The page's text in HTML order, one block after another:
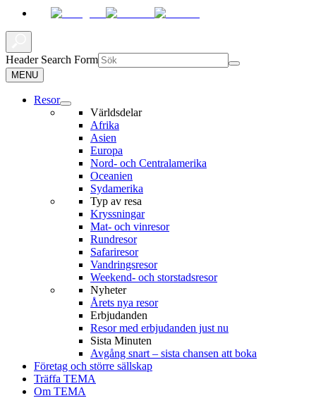
Header Search Form
MENU
Resor
Världsdelar
Afrika
Asien
Europa
Nord- och Centralamerika
Oceanien
Sydamerika
Typ av resa
Kryssningar
Mat- och vinresor
Rundresor
Safariresor
Vandringsresor
Weekend- och storstadsresor
Nyheter
Årets nya resor
Erbjudanden
Resor med erbjudanden just nu
Sista Minuten
Avgång snart – sista chansen att boka
Företag och större sällskap
Träffa TEMA
Om TEMA